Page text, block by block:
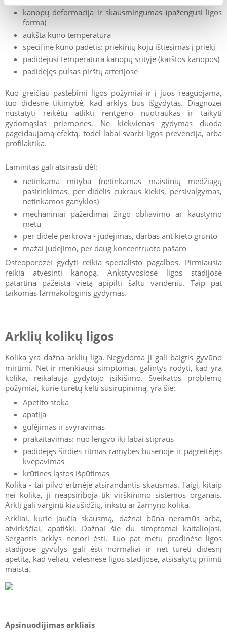
kanopų deformacija ir skausmingumas (pažengusi ligos
forma)
aukšta kūno temperatūra
specifinė kūno padėtis: priekinių kojų ištiesimas į priekį
padidėjusi temperatūra kanopų srityje (karštos kanopos)
padidėjęs pulsas pirštų arterijose
Kuo greičiau pastebimi ligos požymiai ir į juos reaguojama,
tuo didesnė tikimybė, kad arklys bus išgydytas. Diagnozei
nustatyti reikėtų atlikti rentgeno nuotraukas ir taikyti
gydomąsias priemones. Ne kiekvienas gydymas duoda
pageidaujamą efektą, todėl labai svarbi ligos prevencija, arba
profilaktika.
Laminitas gali atsirasti dėl:
netinkama mityba (netinkamas maistinių medžiagų
pasirinkimas, per didelis cukraus kiekis, persivalgymas,
netinkamos ganyklos)
mechaniniai pažeidimai žirgo obliavimo ar kaustymo
metu
per didelė perkrova - judėjimas, darbas ant kieto grunto
mažai judėjimo, per daug koncentruoto pašaro
Osteoporozei gydyti reikia specialisto pagalbos. Pirmiausia
reikia atvėsinti kanopą. Ankstyvosiose ligos stadijose
patartina pažeistą vietą apipilti šaltu vandeniu. Taip pat
taikomas farmakologinis gydymas.
Arklių kolikų ligos
Kolika yra dažna arklių liga. Negydoma ji gali baigtis gyvūno
mirtimi. Net ir menkiausi simptomai, galintys rodyti, kad yra
kolika, reikalauja gydytojo įsikišimo. Sveikatos problemų
požymiai, kurie turėtų kelti susirūpinimą, yra šie:
Apetito stoka
apatija
gulėjimas ir svyravimas
prakaitavimas: nuo lengvo iki labai stipraus
padidėjęs širdies ritmas ramybės būsenoje ir pagreitėjęs
kvėpavimas
krūtinės ląstos išpūtimas
Kolika - tai pilvo ertmėje atsirandantis skausmas. Taigi, kitaip
nei kolika, ji neapsiriboja tik virškinimo sistemos organais.
Arklį gali varginti kiaušidžių, inkstų ar žarnyno kolika.
Arkliai, kurie jaučia skausmą, dažnai būna neramūs arba,
atvirkščiai, apatiški. Dažnai šie du simptomai kaitaliojasi.
Sergantis arklys nenori ėsti. Tuo pat metu pradinėse ligos
stadijose gyvulys gali ėsti normaliai ir net turėti didesnį
apetitą, kad vėliau, vėlesnėse ligos stadijose, atsisakytų priimti
maistą.
Apsinuodijimas arkliais